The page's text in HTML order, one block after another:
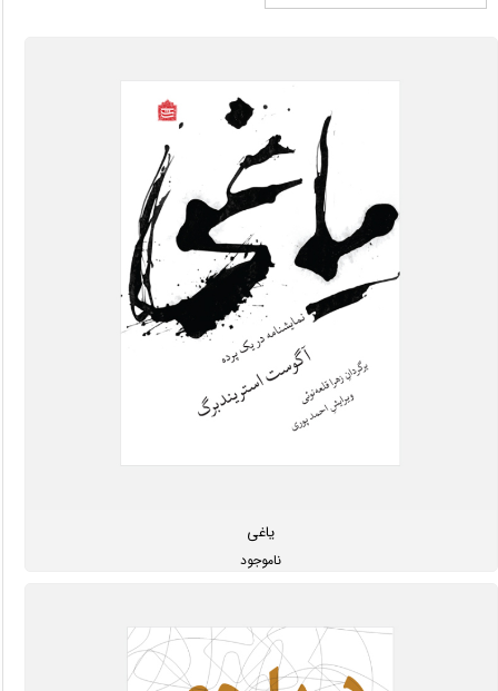
یاغی
ناموجود